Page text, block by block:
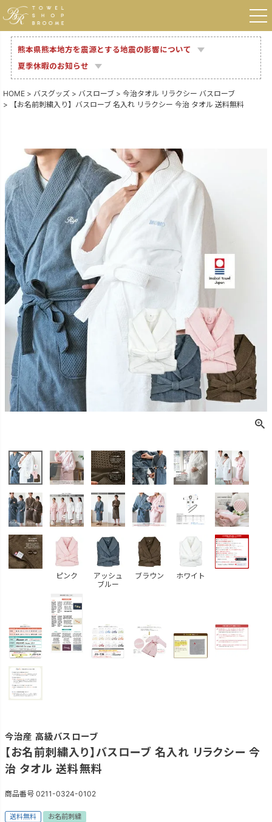
熊本県熊本地方を震源とする地震の影響について
夏季休暇のお知らせ
HOME バスグッズ バスローブ
今治タオル リラクシー バスローブ
【お名前刺繍入り】バスローブ 名入れ リラクシー 今治 タオル 送料無料
ピンク
アッシュ
ブルー
ブラウン ホワイト
今治産 高級バスローブ
【お名前刺繍入り】バスローブ 名入れ リラクシー 今
治 タオル 送料無料
商品番号 0211-0324-0102
送料無料 お名前刺繍